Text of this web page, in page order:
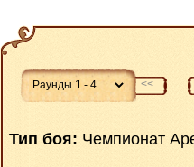
<<
Тип боя: Чемпионат